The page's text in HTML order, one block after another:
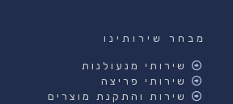
מבחר שירותינו
שירותי מנעולנות
שירותי פריצה
שירות והתקנת מוצרים